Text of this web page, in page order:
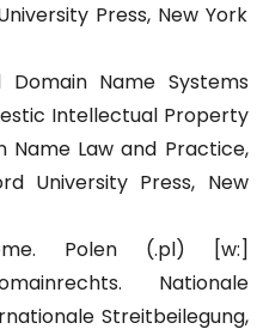
Press, New York
Name Systems
Intellectual Property
Name Law and Practice,
University Press, New
Polen (.pl) [w:]
Nationale
Streitbeilegung,